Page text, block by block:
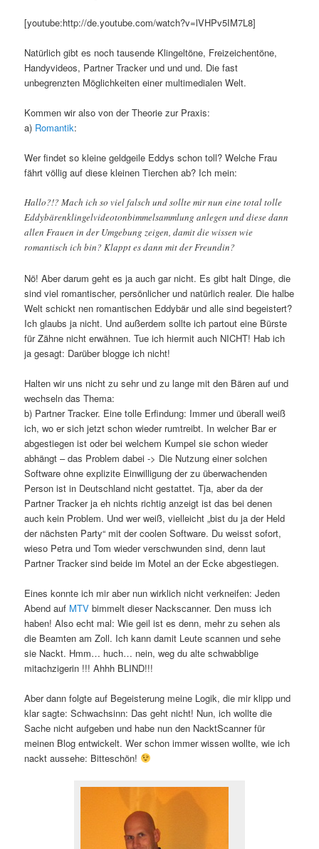
[youtube:http://de.youtube.com/watch?v=lVHPv5IM7L8]
Natürlich gibt es noch tausende Klingeltöne, Freizeichentöne,
Handyvideos, Partner Tracker und und und. Die fast
unbegrenzten Möglichkeiten einer multimedialen Welt.
Kommen wir also von der Theorie zur Praxis:
a) Romantik:
Wer findet so kleine geldgeile Eddys schon toll? Welche Frau
fährt völlig auf diese kleinen Tierchen ab? Ich mein:
Hallo?!? Mach ich so viel falsch und sollte mir nun eine total tolle
Eddybärenklingelvideotonbimmelsammlung anlegen und diese dann
allen Frauen in der Umgebung zeigen, damit die wissen wie
romantisch ich bin? Klappt es dann mit der Freundin?
Nö! Aber darum geht es ja auch gar nicht. Es gibt halt Dinge, die
sind viel romantischer, persönlicher und natürlich realer. Die halbe
Welt schickt nen romantischen Eddybär und alle sind begeistert?
Ich glaubs ja nicht. Und außerdem sollte ich partout eine Bürste
für Zähne nicht erwähnen. Tue ich hiermit auch NICHT! Hab ich
ja gesagt: Darüber blogge ich nicht!
Halten wir uns nicht zu sehr und zu lange mit den Bären auf und
wechseln das Thema:
b) Partner Tracker. Eine tolle Erfindung: Immer und überall weiß
ich, wo er sich jetzt schon wieder rumtreibt. In welcher Bar er
abgestiegen ist oder bei welchem Kumpel sie schon wieder
abhängt – das Problem dabei -> Die Nutzung einer solchen
Software ohne explizite Einwilligung der zu überwachenden
Person ist in Deutschland nicht gestattet. Tja, aber da der
Partner Tracker ja eh nichts richtig anzeigt ist das bei denen
auch kein Problem. Und wer weiß, vielleicht „bist du ja der Held
der nächsten Party“ mit der coolen Software. Du weisst sofort,
wieso Petra und Tom wieder verschwunden sind, denn laut
Partner Tracker sind beide im Motel an der Ecke abgestiegen.
Eines konnte ich mir aber nun wirklich nicht verkneifen: Jeden
Abend auf MTVbimmelt dieser Nackscanner. Den muss ich
haben! Also echt mal: Wie geil ist es denn, mehr zu sehen als
die Beamten am Zoll. Ich kann damit Leute scannen und sehe
sie Nackt. Hmm… huch… nein, weg du alte schwabblige
mitachzigerin !!! Ahhh BLIND!!!
Aber dann folgte auf Begeisterung meine Logik, die mir klipp und
klar sagte: Schwachsinn: Das geht nicht! Nun, ich wollte die
Sache nicht aufgeben und habe nun den NacktScanner für
meinen Blog entwickelt. Wer schon immer wissen wollte, wie ich
nackt aussehe: Bitteschön!